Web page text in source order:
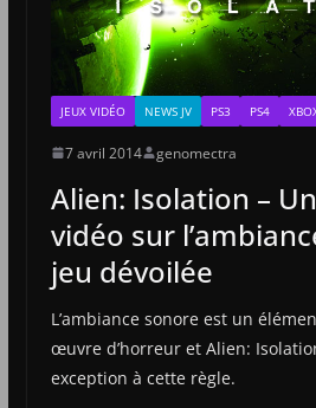
JEUX VIDÉO NEWS JV PS3 PS4
7 avril 2014 genomectra
Alien: Isolation –
vidéo sur
jeu dévoilée
L’ambiance sonore est un
œuvre d’horreur et Alien:
exception à cette règle.